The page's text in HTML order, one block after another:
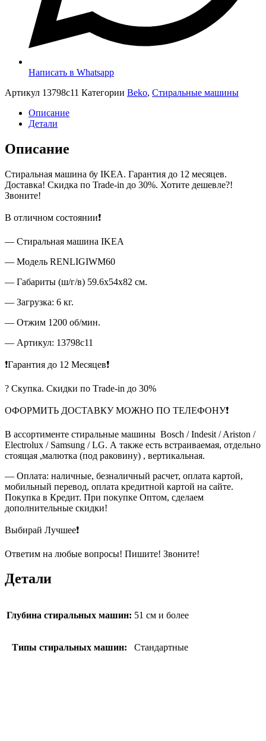
Написать в Whatsapp
Артикул 13798c11 Категории Beko, Стиральные машины
Описание
Детали
Описание
Стиральная машина бу IKEA. Гарантия до 12 месяцев.
Доставка! Скидка по Trade-in до 30%. Хотите дешевле?!
Звоните!
В отличном состоянии❗
— Стиральная машина IKEA
— Модель RENLIGIWM60
— Габариты (ш/г/в) 59.6x54x82 см.
— Загрузка: 6 кг.
— Отжим 1200 об/мин.
— Артикул: 13798c11
❗Гарантия до 12 Месяцев❗
? Скупка. Скидки по Тrade-in до 30%
ОФОРМИТЬ ДОСТАВКУ МОЖНО ПО ТЕЛЕФОНУ❗
В ассортименте стиральные машины Bosch / Indesit / Ariston /
Electrolux / Samsung / LG. А также есть встраиваемая, отдельно
стоящая ,малютка (под раковину) , вертикальная.
— Оплата: наличные, безналичный расчет, оплата картой,
мобильный перевод, оплата кредитной картой на сайте.
Покупка в Кредит. При покупке Оптом, сделаем
дополнительные скидки!
Выбирай Лучшее❗
Ответим на любые вопросы! Пишите! Звоните!
Детали
Глубина стиральных машин: 51 см и более
Типы стиральных машин: Стандартные